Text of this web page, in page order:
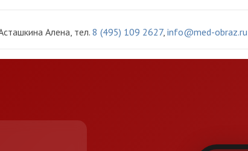
Алена, тел. 8 (495) 109 2627, info@med-obraz.ru